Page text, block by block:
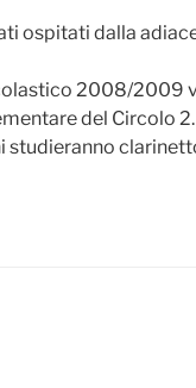
ospitati dalla
2008/2009
del Circolo
studieranno